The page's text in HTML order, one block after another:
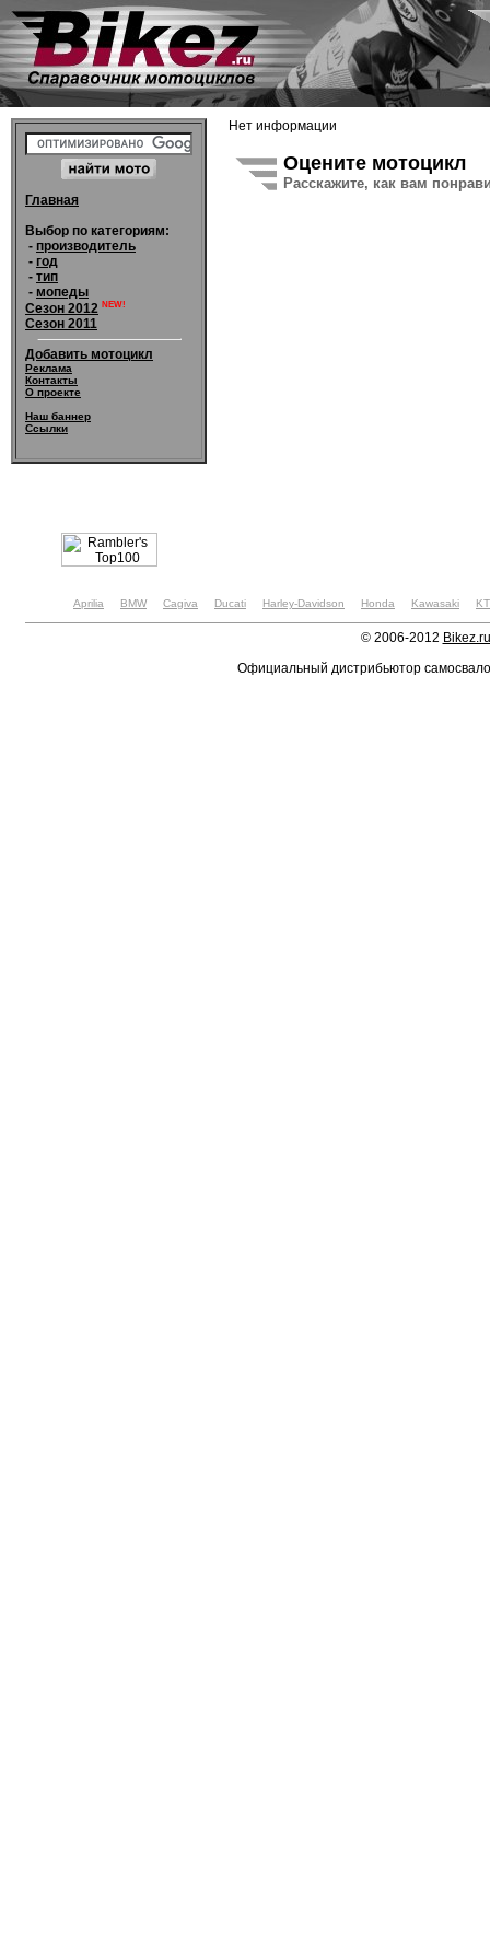
Главная
Выбор по категориям:
- производитель
- год
- тип
- мопеды
Сезон 2012 NEW!
Сезон 2011
Добавить мотоцикл
Реклама
Контакты
О проекте
Наш баннер
Ссылки
Нет информации
Оцените мотоцикл
Расскажите, как вам
Aprilia BMW Cagiva Ducati Harley-Davidson Honda Kawasaki
© 2006-2012 Bikez.ru
Официальный дистрибьютор